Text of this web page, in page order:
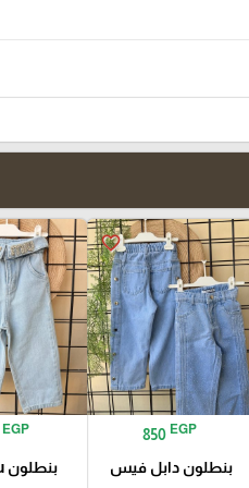
favorite_border
850 EGP
بنطلون دابل فيس
EGP
بنطلون miu miu